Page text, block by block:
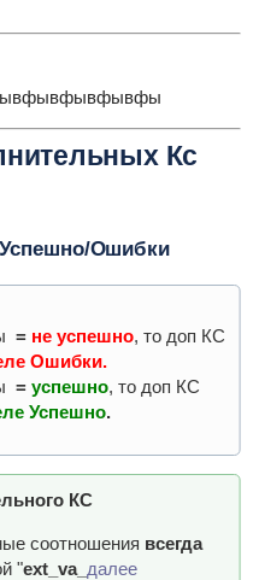
Кс
Ошибки
= не успешно, то доп КС
Ошибки.
= успешно, то доп КС
Успешно.
КС
соотношения всегда
"ext_va_ далее